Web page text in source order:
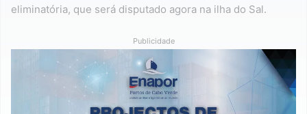
eliminatória, que será disputado agora na ilha do Sal.
Publicidade